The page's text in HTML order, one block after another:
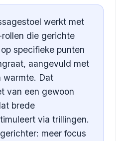
werkt met
die gerichte
specifieke punten
aangevuld met
warmte. Dat
van een gewoon
brede
via trillingen.
meer focus